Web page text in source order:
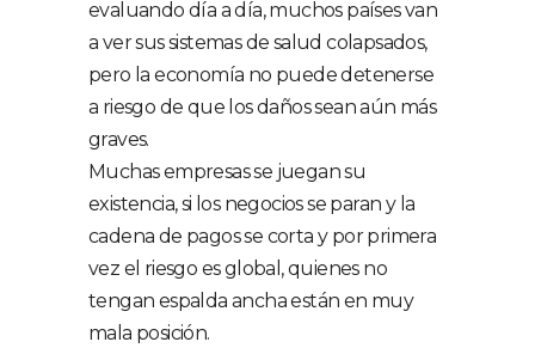
evaluando día a día, muchos países van
a ver sus sistemas de salud colapsados,
pero la economía no puede detenerse
a riesgo de que los daños sean aún más
graves.
Muchas empresas se juegan su
existencia, si los negocios se paran y la
cadena de pagos se corta y por primera
vez el riesgo es global, quienes no
tengan espalda ancha están en muy
mala posición.